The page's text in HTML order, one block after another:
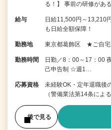
る！】 事前の研修があ
給与
日給11,500円～13,210
も日給全額保障！
勤務地 東京都葛飾区 ★ご自宅
勤務時間
日勤／8：00～17：00
己申告制 ☆週1…
応募資格
未経験OK・定年退職後
（警備業法第14条に
後で見る